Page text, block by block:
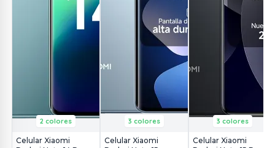
2 colores
Celular Xiaomi
3 colores
Celular Xiaomi
3 colores
Celular Xiaomi